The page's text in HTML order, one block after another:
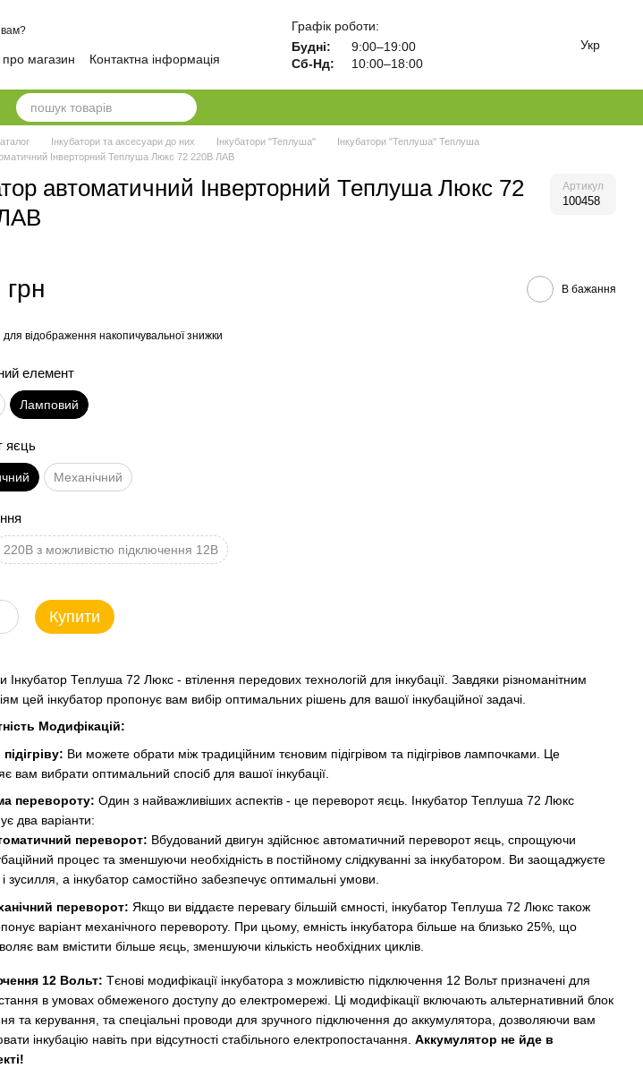
про магазин
Контактна інформація
Графік роботи:
Будні:
9:00–19:00
Сб-Нд:
10:00–18:00
Укр
Інкубатори та аксесуари до них Інкубатори "Теплуша"
Інкубатори "Теплуша" Теплуша
Інверторний Теплуша Люкс 72 220В ЛАВ
автоматичний Інверторний Теплуша Люкс 72
Артикул
100458
В бажання
для відображення накопичувальної знижки
елемент
Ламповий
яєць
Механічний
220В з можливістю підключення 12В
Купити
Інкубатор Теплуша 72 Люкс - втілення передових технологій для інкубації. Завдяки різноманітним
цей інкубатор пропонує вам вибір оптимальних рішень для вашої інкубаційної задачі.
Модифікацій:
Ви можете обрати між традиційним тєновим підігрівом та підігрівов лампочками. Це
вам вибрати оптимальний спосіб для вашої інкубації.
перевороту: Один з найважливіших аспектів - це переворот яєць. Інкубатор Теплуша 72 Люкс
два варіанти:
переворот: Вбудований двигун здійснює автоматичний переворот яєць, спрощуючи
процес та зменшуючи необхідність в постійному слідкуванні за інкубатором. Ви заощаджуєте
зусилля, а інкубатор самостійно забезпечує оптимальні умови.
переворот: Якщо ви віддаєте перевагу більшій ємності, інкубатор Теплуша 72 Люкс також
варіант механічного перевороту. При цьому, емність інкубатора більше на близько 25%, що
вам вмістити більше яєць, зменшуючи кількість необхідних циклів.
12 Вольт: Тєнові модифікації інкубатора з можливістю підключення 12 Вольт призначені для
в умовах обмеженого доступу до електромережі. Ці модифікації включають альтернативний блок
та керування, та спеціальні проводи для зручного підключення до аккумулятора, дозволяючи вам
інкубацію навіть при відсутності стабільного електропостачання. Аккумулятор не йде в